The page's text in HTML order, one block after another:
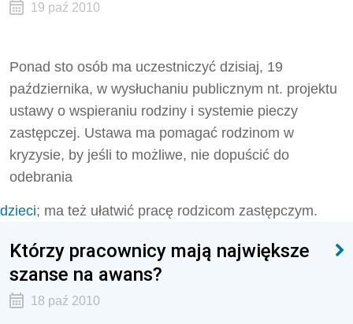
19 paź 2010
Ponad sto osób ma uczestniczyć dzisiaj, 19
października, w wysłuchaniu publicznym nt. projektu
ustawy o wspieraniu rodziny i systemie pieczy
zastępczej. Ustawa ma pomagać rodzinom w
kryzysie, by jeśli to możliwe, nie dopuścić do
odebrania
dzieci; ma też ułatwić pracę rodzicom zastępczym.
Którzy pracownicy mają największe
szanse na awans?
18 paź 2010